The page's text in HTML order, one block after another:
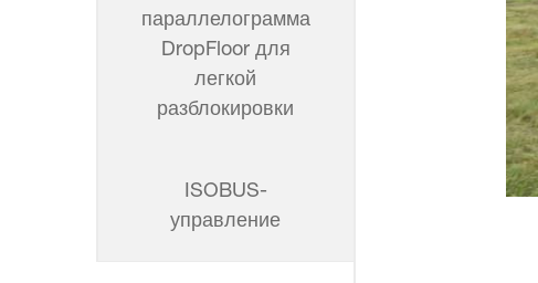
параллелограмма
DropFloor для
легкой
разблокировки
ISOBUS-
управление